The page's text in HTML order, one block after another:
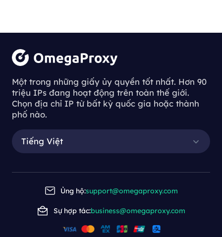
Một trong những giấy ủy quyền tốt nhất. Hơn 90
triệu IPs đang hoạt động trên toàn thế giới.
Chọn địa chỉ IP từ bất kỳ quốc gia hoặc thành
phố nào.
Tiếng Việt
Ủng hộ:support@omegaproxy.com
Sự hợp tác:business@omegaproxy.com